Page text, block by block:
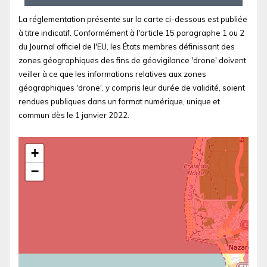
La réglementation présente sur la carte ci-dessous est publiée
à titre indicatif. Conformément à l'article 15 paragraphe 1 ou 2
du Journal officiel de l'EU, les États membres définissant des
zones géographiques des fins de géovigilance 'drone' doivent
veiller à ce que les informations relatives aux zones
géographiques 'drone', y compris leur durée de validité, soient
rendues publiques dans un format numérique, unique et
commun dès le 1 janvier 2022.